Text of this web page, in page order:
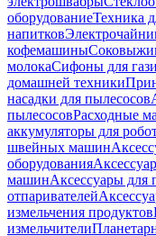
оборудованиеТехника
напитков
кофемашины
молокаСифоны для
домашней техники
насадки для пылесосов
пылесосовРасходные
аккумуляторы для
швейных машин
оборудования
машинАксессуары для
отпаривателей
измельчения продуктов
измельчители